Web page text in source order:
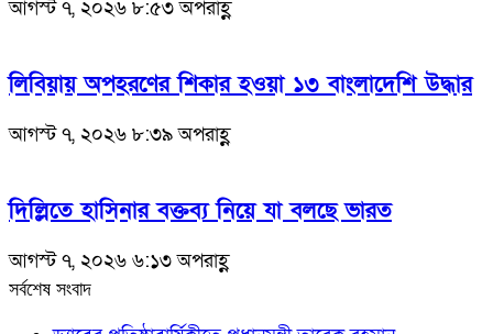
আগস্ট ৭, ২০২৬ ৮:৫৩ অপরাহ্ণ
লিবিয়ায় অপহরণের শিকার হওয়া ১৩ বাংলাদেশি উদ্ধার
আগস্ট ৭, ২০২৬ ৮:৩৯ অপরাহ্ণ
দিল্লিতে হাসিনার বক্তব্য নিয়ে যা বলছে ভারত
আগস্ট ৭, ২০২৬ ৬:১৩ অপরাহ্ণ
সর্বশেষ সংবাদ